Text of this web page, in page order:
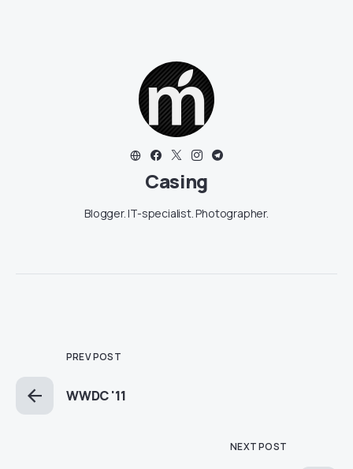
Casing
Blogger. IT-specialist. Photographer.
PREV POST
WWDC '11
NEXT POST